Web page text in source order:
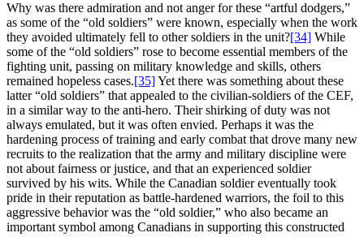
Why was there admiration and not anger for these “artful dodgers,”
as some of the “old soldiers” were known, especially when the work
they avoided ultimately fell to other soldiers in the unit?[34] While
some of the “old soldiers” rose to become essential members of the
fighting unit, passing on military knowledge and skills, others
remained hopeless cases.[35]Yet there was something about these
latter “old soldiers” that appealed to the civilian-soldiers of the CEF,
in a similar way to the anti-hero. Their shirking of duty was not
always emulated, but it was often envied. Perhaps it was the
hardening process of training and early combat that drove many new
recruits to the realization that the army and military discipline were
not about fairness or justice, and that an experienced soldier
survived by his wits. While the Canadian soldier eventually took
pride in their reputation as battle-hardened warriors, the foil to this
aggressive behavior was the “old soldier,” who also became an
important symbol among Canadians in supporting this constructed